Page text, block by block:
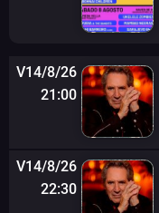
V14/8/26
21:00
V14/8/26
22:30